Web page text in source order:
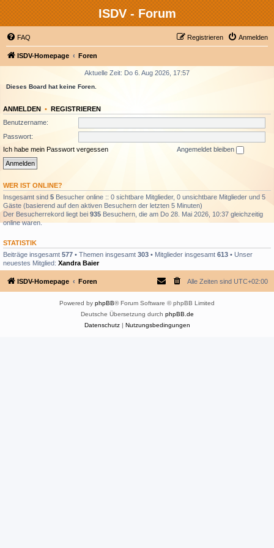
ISDV - Forum
FAQ Anmelden
Registrieren
ISDV-Homepage Foren
Aktuelle Zeit: Do 6. Aug 2026, 17:57
Dieses Board hat keine Foren.
ANMELDEN • REGISTRIEREN
Benutzername:
Passwort:
Ich habe mein Passwort vergessen
Angemeldet bleiben
WER IST ONLINE?
Insgesamt sind 5 Besucher online :: 0 sichtbare Mitglieder, 0 unsichtbare Mitglieder und 5
Gäste (basierend auf den aktiven Besuchern der letzten 5 Minuten)
Der Besucherrekord liegt bei 935 Besuchern, die am Do 28. Mai 2026, 10:37 gleichzeitig
online waren.
STATISTIK
Beiträge insgesamt 577 • Themen insgesamt 303 • Mitglieder insgesamt 613 • Unser
neuestes Mitglied: Xandra Baier
ISDV-Homepage Foren Alle Zeiten sind UTC+02:00
Powered by phpBB® Forum Software © phpBB Limited
Deutsche Übersetzung durch phpBB.de
Datenschutz| Nutzungsbedingungen